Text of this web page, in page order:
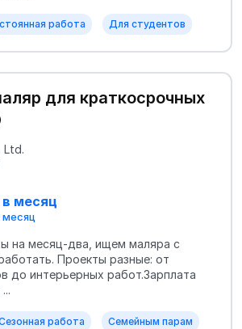
работа Для студентов
для краткосрочных
Ltd.
в месяц
месяц
на месяц-два, ищем маляра с
Проекты разные: от
до интерьерных работ.Зарплата
работа Семейным парам